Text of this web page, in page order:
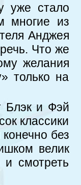
уже стало
многие из
Анджея
Что же
желания
только на
Блэк и Фэй
классики
без
велик
смотреть